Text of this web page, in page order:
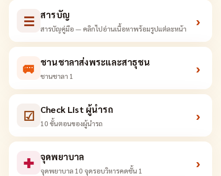
☰ สารบัญ
สารบัญคู่มือ — คลิกไปอ่านเนื้อหาพร้อมรูปแต่ละหน้า ›
🚐 ชานชาลาส่งพระและสาธุชน
ชานชาลา 1 ›
☑ Check List ผู้นำรถ
10 ขั้นตอนของผู้นำรถ ›
✚ จุดพยาบาล
จุดพยาบาล 10 จุดรอบวิหารคดชั้น 1 ›